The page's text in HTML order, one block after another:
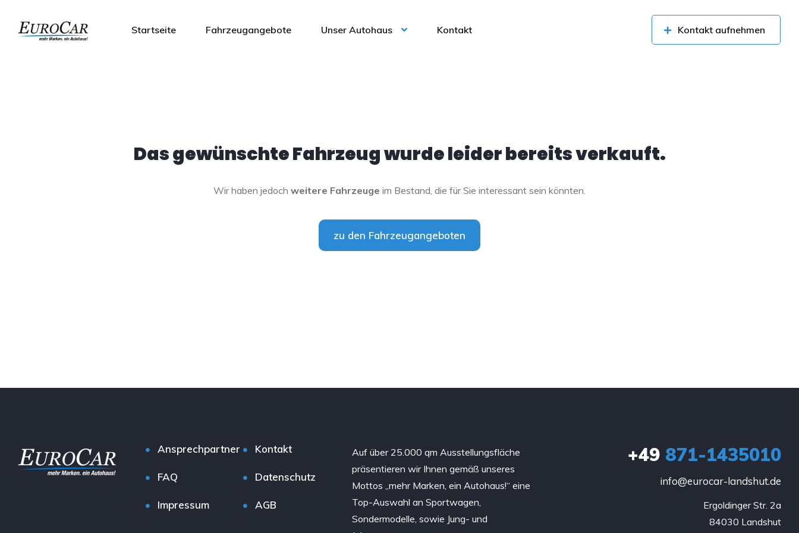
Startseite Fahrzeugangebote Unser Autohaus Kontakt Kontakt aufnehmen
Das gewünschte Fahrzeug wurde leider bereits verkauft.
Wir haben jedoch weitere Fahrzeuge im Bestand, die für Sie interessant sein könnten.
zu den Fahrzeugangeboten
Ansprechpartner Kontakt
FAQ Datenschutz
Impressum AGB
Auf über 25.000 qm Ausstellungsfläche
präsentieren wir Ihnen gemäß unseres
Mottos „mehr Marken, ein Autohaus!“ eine
Top-Auswahl an Sportwagen,
Sondermodelle, sowie Jung- und
+49871-1435010
info@eurocar-landshut.de
Ergoldinger Str. 2a
84030 Landshut